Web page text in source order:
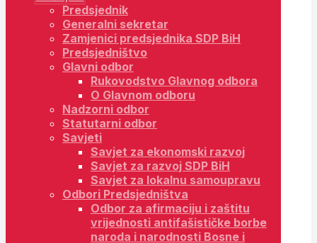
Predsjednik
Generalni sekretar
Zamjenici predsjednika SDP BiH
Predsjedništvo
Glavni odbor
Rukovodstvo Glavnog odbora
O Glavnom odboru
Nadzorni odbor
Statutarni odbor
Savjeti
Savjet za ekonomski razvoj
Savjet za razvoj SDP BiH
Savjet za lokalnu samoupravu
Odbori Predsjedništva
Odbor za afirmaciju i zaštitu
vrijednosti antifašističke borbe
naroda i narodnosti Bosne i